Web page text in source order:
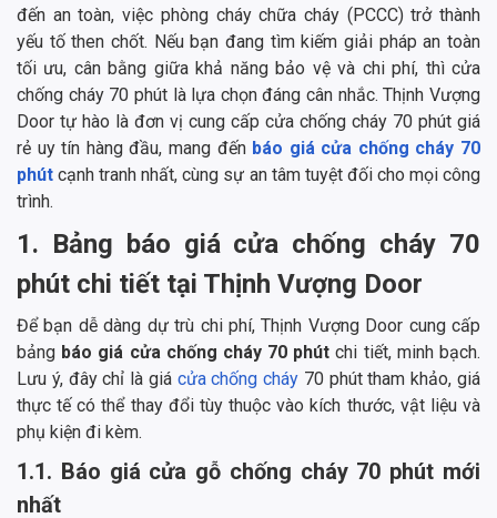
đến an toàn, việc phòng cháy chữa cháy (PCCC) trở thành
yếu tố then chốt. Nếu bạn đang tìm kiếm giải pháp an toàn
tối ưu, cân bằng giữa khả năng bảo vệ và chi phí, thì cửa
chống cháy 70 phút là lựa chọn đáng cân nhắc. Thịnh Vượng
Door tự hào là đơn vị cung cấp cửa chống cháy 70 phút giá
rẻ uy tín hàng đầu, mang đến báo giá cửa chống cháy 70
phút cạnh tranh nhất, cùng sự an tâm tuyệt đối cho mọi công
trình.
1. Bảng báo giá cửa chống cháy 70
phút chi tiết tại Thịnh Vượng Door
Để bạn dễ dàng dự trù chi phí, Thịnh Vượng Door cung cấp
bảng báo giá cửa chống cháy 70 phút chi tiết, minh bạch.
Lưu ý, đây chỉ là giá cửa chống cháy 70 phút tham khảo, giá
thực tế có thể thay đổi tùy thuộc vào kích thước, vật liệu và
phụ kiện đi kèm.
1.1. Báo giá cửa gỗ chống cháy 70 phút mới
nhất